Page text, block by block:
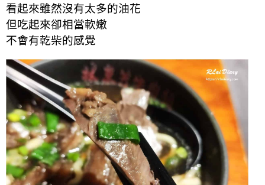
看起來雖然沒有太多的油花
但吃起來卻相當軟嫩
不會有乾柴的感覺